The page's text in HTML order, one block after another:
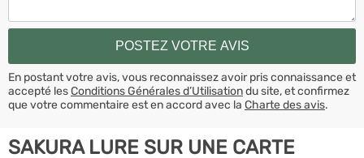
En postant votre avis, vous reconnaissez avoir pris connaissance et
accepté lesConditions Générales d’Utilisationdu site, et confirmez
que votre commentaire est en accord avec la Charte des avis.
SAKURA LURE SUR UNE CARTE